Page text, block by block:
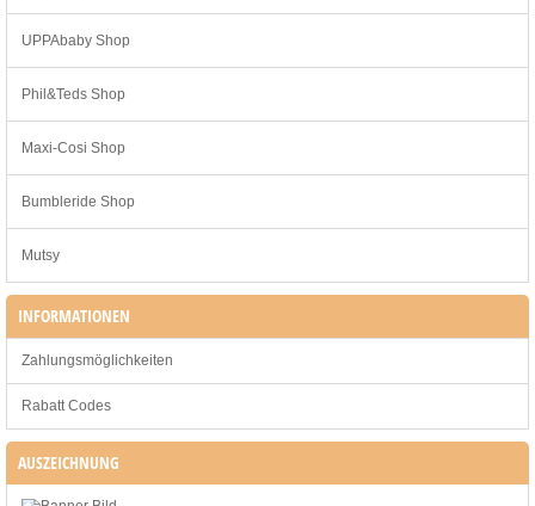
UPPAbaby Shop
Phil&Teds Shop
Maxi-Cosi Shop
Bumbleride Shop
Mutsy
INFORMATIONEN
Zahlungsmöglichkeiten
Rabatt Codes
AUSZEICHNUNG